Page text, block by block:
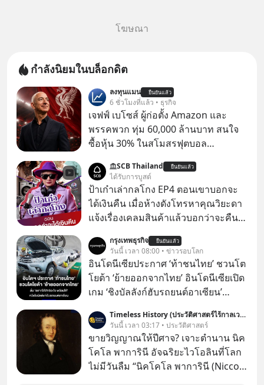
โฆษณา
กำลังนิยมในบล็อกดิต
ลงทุนแมน ยืนยันแล้ว
6 ชั่วโมงที่แล้ว • ธุรกิจ
เจฟฟ์ เบโซส์ ผู้ก่อตั้ง Amazon และ
พรรคพวก ทุ่ม 60,000 ล้านบาท สนใจ
ซื้อหุ้น 30% ในสโมสรฟุตบอล
กลุ่มนักลงทุนที่มี เจฟฟ์ เบโซส์ (Jeff
Bezos) มหาเศรษฐีและผู้ก่อตั้ง
Amazon กับอามิต ภาเทีย (Amit
Bhatia) นักธุรกิจชาวอังกฤษเชื้อสาย
(Eduardo Saverin) ผู้ร่วมก่อตั้ง
Facebook ร่วมอยู่ด้วย
SCB Thailand ยืนยันแล้ว
ได้รับการบูสต์
ป้าเก๋าเล่ากลโกง EP4 ตอนเขาบอกจะ
ได้เงินคืน เมื่อห้างดังโทรหาคุณวิยะดา
แจ้งเรื่องเคลมสินค้าแล้วบอกว่าจะคืน
เรื่องจ้อจี้ หาคำตอบได้ที่ “ป้าเก๋าเล่ากล
โกง” EP4 ตอน “เขาบอกว่าจะได้เงิน
คืน” #ป้าเก๋าเล่ากลโกง #แก้เกมกลโกง
#อยู่อย่างยั่งยืน #Cybersecurity #เตือน
กรุงเทพธุรกิจ ยืนยันแล้ว
วันนี้ เวลา 08:00 • ข่าวรอบโลก
อินโดนีเซียประกาศ ‘ท้าชนไทย’ ชวนโต
โยต้า ‘ย้ายออกจากไทย’ อินโดนีเซียเปิด
เกม ‘ชิงบัลลังก์ฮับรถยนต์อาเซียน’
คลังของอินโดฯ เรียกร้อง ‘โตโยต้า’ ย้าย
ฐานการผลิตหลักออกจากไทย พร้อม
เสนอสิทธิประโยชน์เต็ม หวังดึงทั้ง
โรงงานและซัพพลายเชนไปปักหลัก
Timeless History (ประวัติศาสตร์ไร้กาลเวลา)
วันนี้ เวลา 03:17 • ประวัติศาสตร์
ขายวิญญาณให้ปีศาจ? เจาะตำนาน นิค
โคโล พาการินี อัจฉริยะไวโอลินที่โลก
ไม่มีวันลืม “นิคโคโล พาการินี (Niccolò